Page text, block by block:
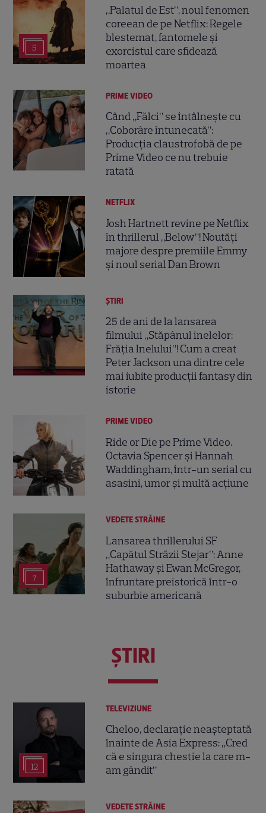
5
„Palatul de Est”, noul fenomen
coreean de pe Netflix: Regele
blestemat, fantomele și
exorcistul care sfidează
moartea
PRIME VIDEO
Când „Fălci” se întâlnește cu
„Coborâre întunecată”:
Producția claustrofobă de pe
Prime Video ce nu trebuie
ratată
NETFLIX
Josh Hartnett revine pe Netflix
în thrillerul „Below”! Noutăți
majore despre premiile Emmy
și noul serial Dan Brown
ȘTIRI
25 de ani de la lansarea
filmului „Stăpânul inelelor:
Frăția Inelului”! Cum a creat
Peter Jackson una dintre cele
mai iubite producții fantasy din
istorie
PRIME VIDEO
Ride or Die pe Prime Video.
Octavia Spencer și Hannah
Waddingham, într-un serial cu
asasini, umor și multă acțiune
7
VEDETE STRĂINE
Lansarea thrillerului SF
„Capătul Străzii Stejar”: Anne
Hathaway și Ewan McGregor,
înfruntare preistorică într-o
suburbie americană
ŞTIRI
12
TELEVIZIUNE
Cheloo, declarație neașteptată
înainte de Asia Express: „Cred
că e singura chestie la care m-
am gândit”
VEDETE STRĂINE